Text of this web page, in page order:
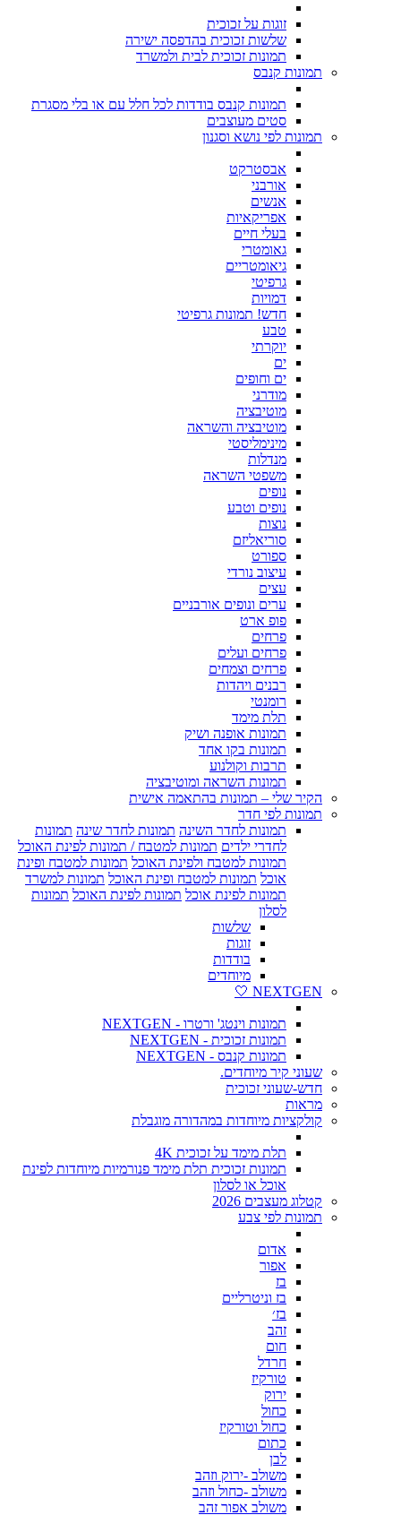
זוגות על זכוכית
שלשות זכוכית בהדפסה ישירה
תמונות זכוכית לבית ולמשרד
תמונות קנבס
תמונות קנבס בודדות לכל חלל עם או בלי מסגרת
סטים מעוצבים
תמונות לפי נושא וסגנון
אבסטרקט
אורבני
אנשים
אפריקאיות
בעלי חיים
גאומטרי
גיאומטריים
גרפיטי
דמויות
חדש! תמונות גרפיטי
טבע
יוקרתי
ים
ים וחופים
מודרני
מוטיבציה
מוטיבציה והשראה
מינימליסטי
מנדלות
משפטי השראה
נופים
נופים וטבע
נוצות
סוריאליזם
ספורט
עיצוב נורדי
עצים
ערים ונופים אורבניים
פופ ארט
פרחים
פרחים ועלים
פרחים וצמחים
רבנים ויהדות
רומנטי
תלת מימד
תמונות אופנה ושיק
תמונות בקו אחד
תרבות וקולנוע
תמונות השראה ומוטיבציה
הקיר שלי – תמונות בהתאמה אישית
תמונות לפי חדר
תמונות לחדר השינה תמונות לחדר שינה תמונות
לחדרי ילדים תמונות למטבח / תמונות לפינת האוכל
תמונות למטבח ולפינת האוכל תמונות למטבח ופינת
אוכל תמונות למטבח ופינת האוכל תמונות למשרד
תמונות לפינת אוכל תמונות לפינת האוכל תמונות
לסלון
שלשות
זוגות
בודדות
מיוחדים
NEXTGEN 🤍
תמונות וינטג' ורטרו - NEXTGEN
תמונות זכוכית - NEXTGEN
תמונות קנבס - NEXTGEN
שעוני קיר מיוחדים.
חדש-שעוני זכוכית
מראות
קולקציות מיוחדות במהדורה מוגבלת
תלת מימד על זכוכית 4K
תמונות זכוכית תלת מימד פנורמיות מיוחדות לפינת
אוכל או לסלון
קטלוג מעצבים 2026
תמונות לפי צבע
אדום
אפור
בז
בז וניטרליים
בז׳
זהב
חום
חרדל
טורקיז
ירוק
כחול
כחול וטורקיז
כתום
לבן
משולב -ירוק וזהב
משולב -כחול וזהב
משולב אפור זהב